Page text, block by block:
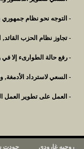
- التوجه نحو نظام جمهوري
- تجاوز نظام الحزب
- رفع حالة الطوارىء إلا في
- السعي لاسترداد الأدمغة‚
- العمل على تطوير العمل
جودت روجيه غارودي